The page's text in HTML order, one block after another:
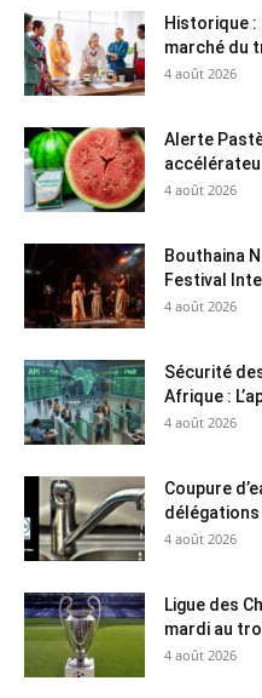
Historique :
marché du
4 août 2026
Alerte
4 août 2026
Bouthaina
Festival
4 août 2026
Sécurité
Afrique :
4 août 2026
Coupure
délégations
4 août 2026
Ligue des
mardi au
4 août 2026